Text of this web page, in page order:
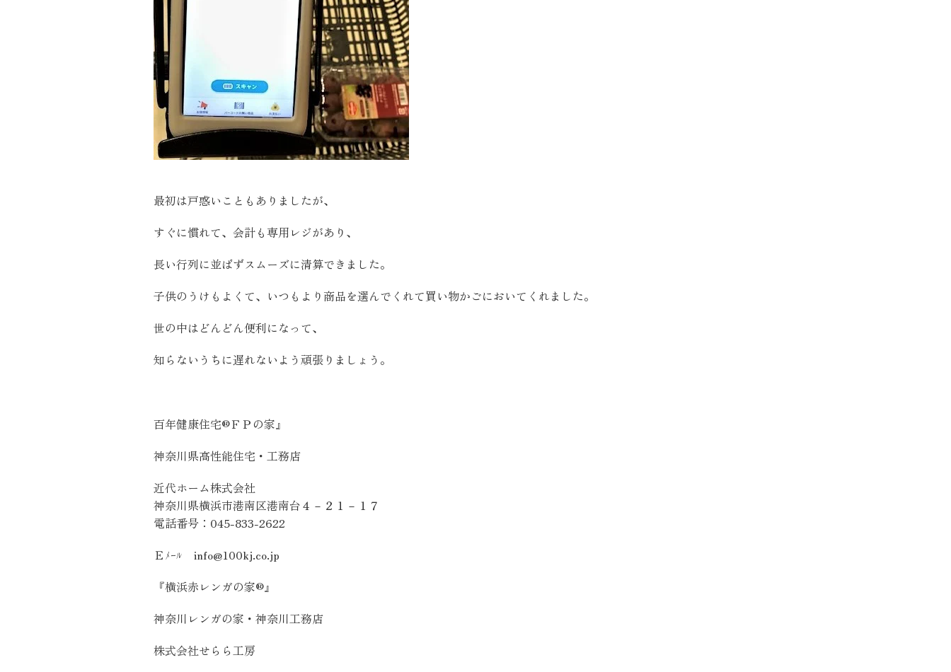
最初は戸惑いこともありましたが、
すぐに慣れて、会計も専用レジがあり、
長い行列に並ばずスムーズに清算できました。
子供のうけもよくて、いつもより商品を選んでくれて買い物かごにおいてくれました。
世の中はどんどん便利になって、
知らないうちに遅れないよう頑張りましょう。
百年健康住宅®ＦＰの家』
神奈川県高性能住宅・工務店
近代ホーム株式会社
神奈川県横浜市港南区港南台４－２１－１７
電話番号： 045-833-2622
Ｅﾒｰﾙ info@100kj.co.jp
『横浜赤レンガの家®』
神奈川レンガの家・神奈川工務店
株式会社せらら工房